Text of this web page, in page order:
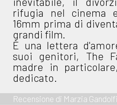
rifugia nel cinema
16mm prima di
grandi film.
È una lettera
suoi genitori, The
madre in
dedicato.
Recensione di Marzia